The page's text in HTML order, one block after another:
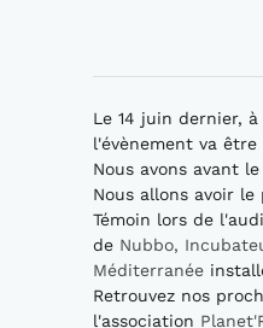
Le 14 juin dernier, à
l'évènement va
Nous avons avant
Nous allons avoir
Témoin lors de
de Nubbo,
Méditerranée
Retrouvez nos
l'association